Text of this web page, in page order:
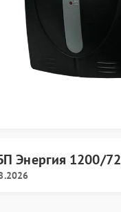
Энергия 1200/